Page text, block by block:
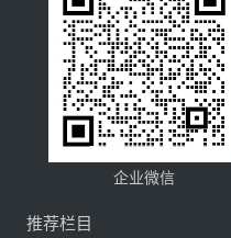
企业微信
推荐栏目